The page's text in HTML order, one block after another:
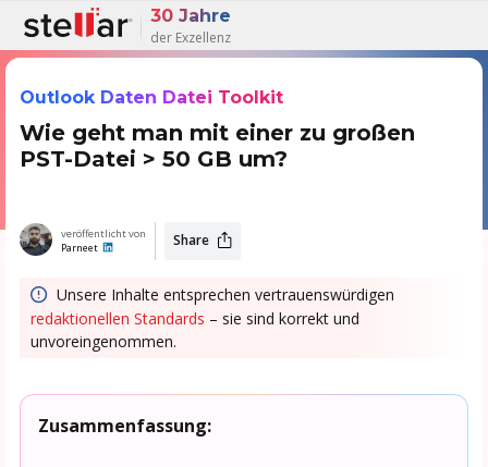
30 Jahre
der Exzellenz
Outlook Daten Datei Toolkit
Wie geht man mit einer zu großen
PST-Datei > 50 GB um?
veröffentlicht von
Parneet Share
Unsere Inhalte entsprechen vertrauenswürdigen
redaktionellen Standards – sie sind korrekt und
unvoreingenommen.
Zusammenfassung: